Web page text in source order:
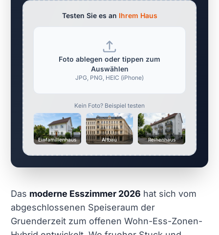
Testen Sie es an Ihrem Haus
Foto ablegen oder tippen zum
Auswählen
JPG, PNG, HEIC (iPhone)
Kein Foto? Beispiel testen
Einfamilienhaus Altbau Reihenhaus
Das moderne Esszimmer 2026 hat sich vom
abgeschlossenen Speiseraum der
Gruenderzeit zum offenen Wohn-Ess-Zonen-